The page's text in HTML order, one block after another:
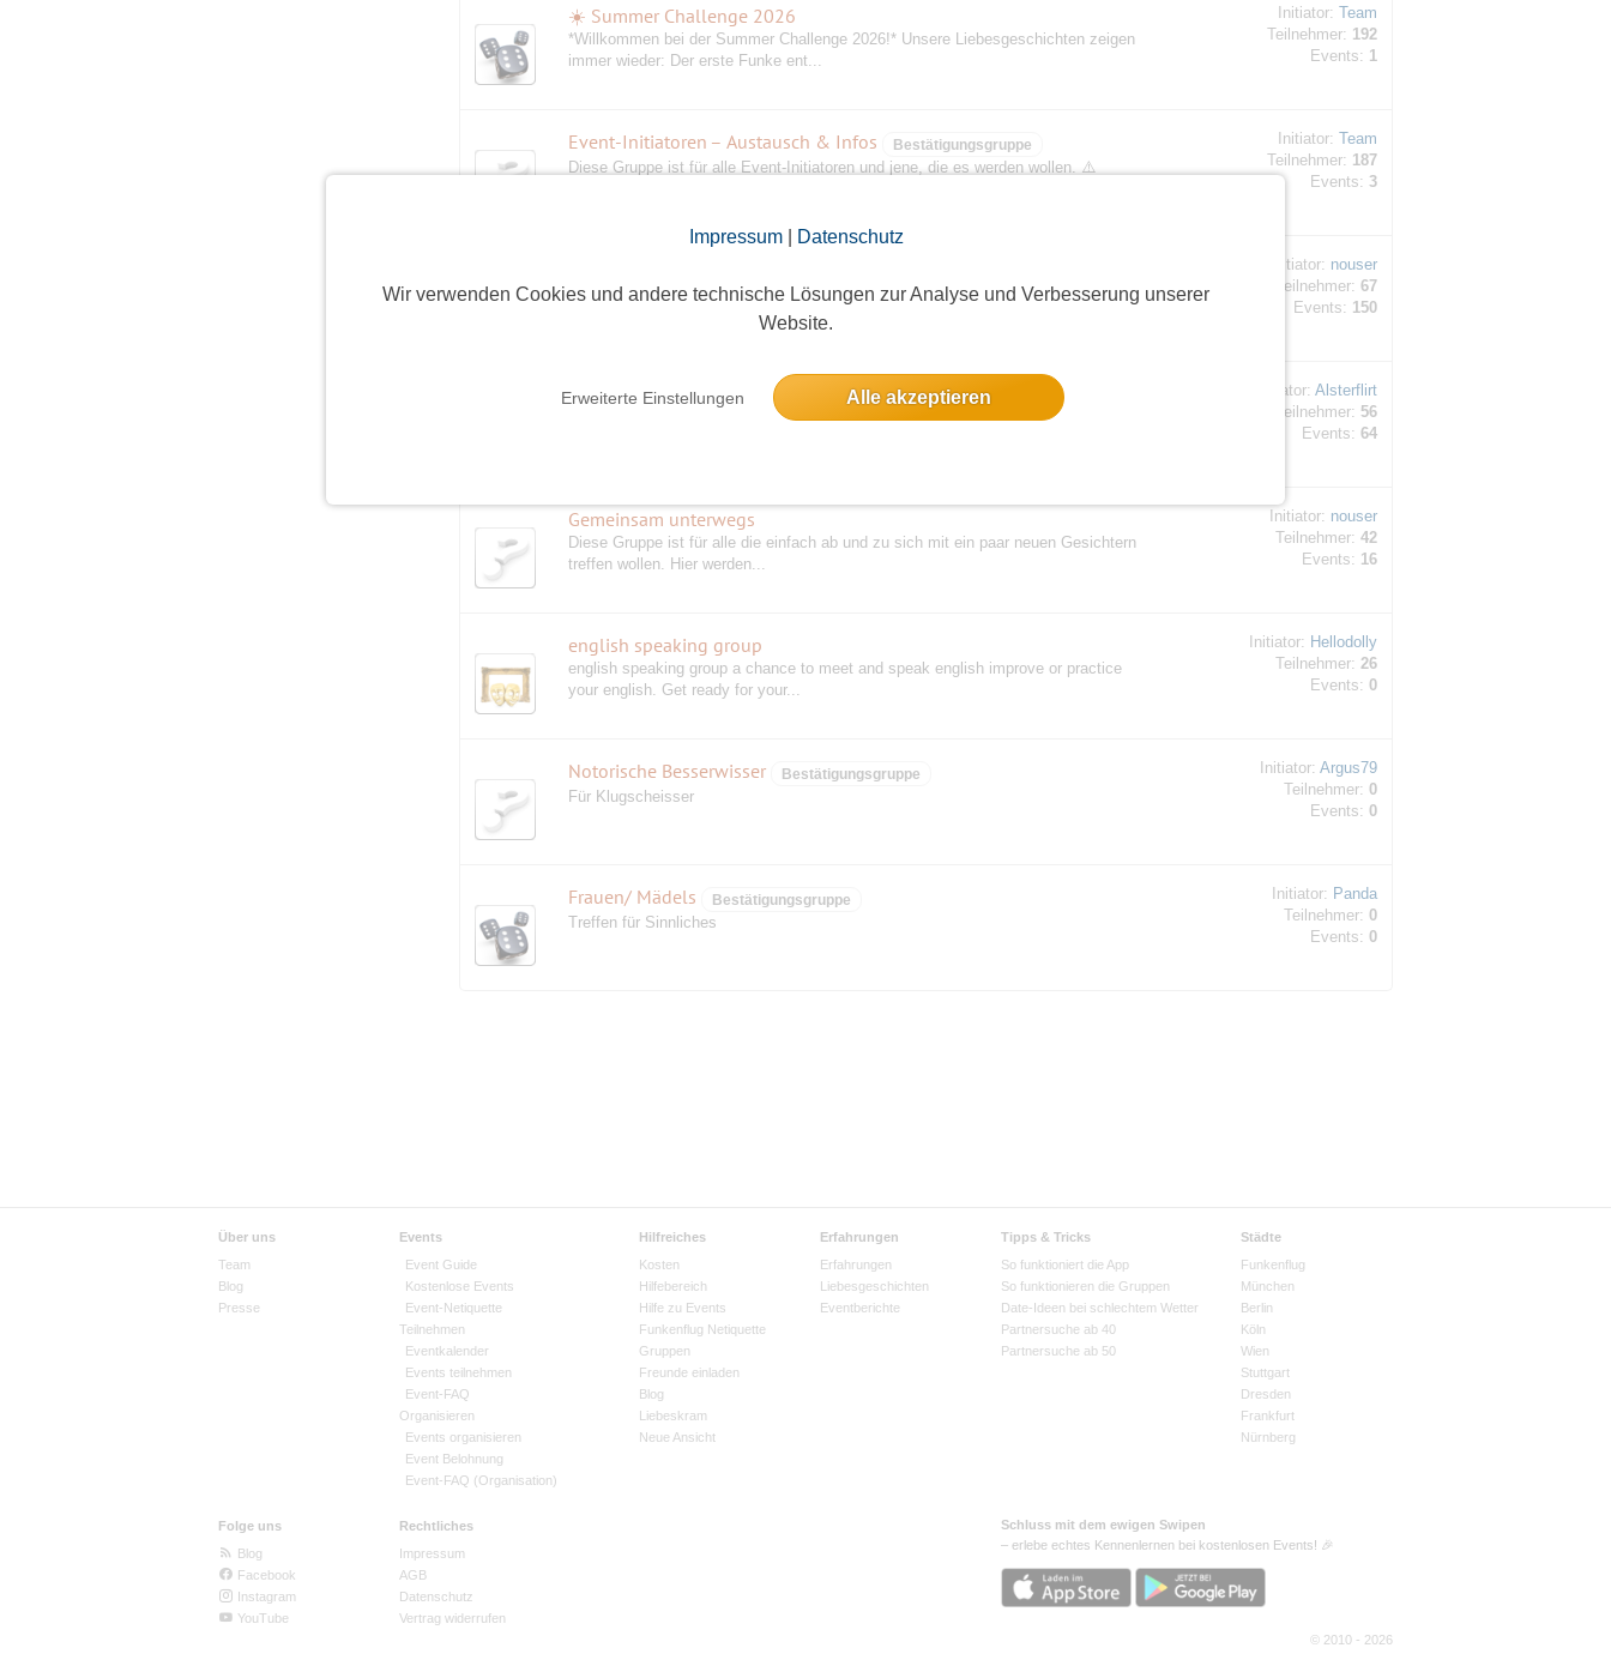
Impressum| Datenschutz
Wir verwenden Cookies und andere technische Lösungen zur Analyse und Verbesserung unserer
Website.
Erweiterte Einstellungen Alle akzeptieren
☀️ Summer Challenge 2026
️*Willkommen bei der Summer Challenge 2026!* Unsere Liebesgeschichten zeigen
immer wieder: Der erste Funke ent...
Initiator: Team
Teilnehmer: 192
Events: 1
Event-Initiatoren – Austausch & Infos Bestätigungsgruppe
Diese Gruppe ist für alle Event-Initiatoren und jene, die es werden wollen. ⚠️
Initiator: Team
Teilnehmer: 187
Events: 3
Unser Ziel bei: Klönschnack, Action, Spiel, Sport, Spaß, Spannung, Grillen,
Kochen, Unternehmungen, Fahrradtou...
Initiator: nouser
Teilnehmer: 67
Events: 150
Brunch-Gruppe
Wir treffen uns ungefähr alle 4-8 Wochen immer sonntags (oder ggf. feiertags) in
Initiator: Alsterflirt
Teilnehmer: 56
Events: 64
Gemeinsam unterwegs
Diese Gruppe ist für alle die einfach ab und zu sich mit ein paar neuen Gesichtern
treffen wollen. Hier werden...
Initiator: nouser
Teilnehmer: 42
Events: 16
english speaking group
english speaking group a chance to meet and speak english improve or practice
your english. Get ready for your...
Initiator: Hellodolly
Teilnehmer: 26
Events: 0
Notorische Besserwisser Bestätigungsgruppe
Für Klugscheisser
Initiator: Argus79
Teilnehmer: 0
Events: 0
Frauen/ Mädels Bestätigungsgruppe
Treffen für Sinnliches
Initiator: Panda
Teilnehmer: 0
Events: 0
Über uns
Team
Blog
Presse
Events
Event Guide
Kostenlose Events
Event-Netiquette
Teilnehmen
Eventkalender
Events teilnehmen
Event-FAQ
Organisieren
Events organisieren
Event Belohnung
Event-FAQ (Organisation)
Hilfreiches
Kosten
Hilfebereich
Hilfe zu Events
Funkenflug Netiquette
Gruppen
Freunde einladen
Blog
Liebeskram
Neue Ansicht
Erfahrungen
Erfahrungen
Liebesgeschichten
Eventberichte
Tipps & Tricks
So funktioniert die App
So funktionieren die Gruppen
Date-Ideen bei schlechtem Wetter
Partnersuche ab 40
Partnersuche ab 50
Städte
Funkenflug
München
Berlin
Köln
Wien
Stuttgart
Dresden
Frankfurt
Nürnberg
Folge uns
Blog
Facebook
Instagram
YouTube
Rechtliches
Impressum
AGB
Datenschutz
Vertrag widerrufen
Schluss mit dem ewigen Swipen
– erlebe echtes Kennenlernen bei kostenlosen Events! 🎉
© 2010 - 2026